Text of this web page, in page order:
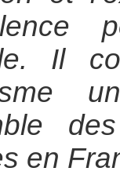
Il
en